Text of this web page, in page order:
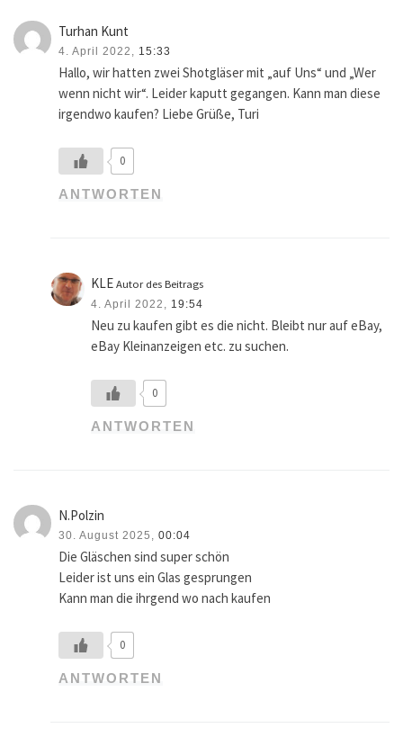
Turhan Kunt
4. April 2022, 15:33
Hallo, wir hatten zwei Shotgläser mit „auf Uns“ und „Wer
wenn nicht wir“. Leider kaputt gegangen. Kann man diese
irgendwo kaufen? Liebe Grüße, Turi
0
ANTWORTEN
KLEAutor des Beitrags
4. April 2022, 19:54
Neu zu kaufen gibt es die nicht. Bleibt nur auf eBay,
eBay Kleinanzeigen etc. zu suchen.
0
ANTWORTEN
N.Polzin
30. August 2025, 00:04
Die Gläschen sind super schön
Leider ist uns ein Glas gesprungen
Kann man die ihrgend wo nach kaufen
0
ANTWORTEN